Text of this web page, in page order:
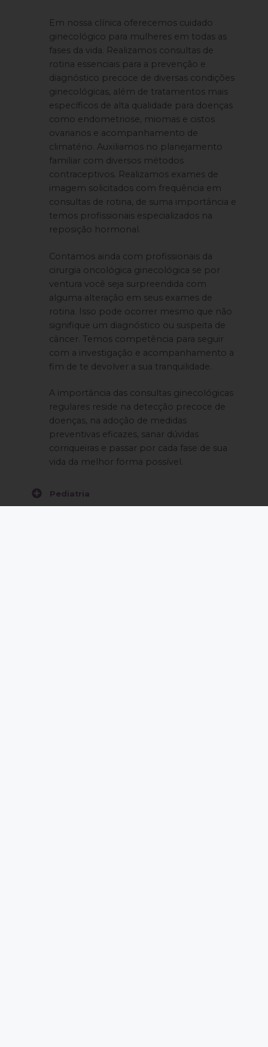
Em nossa clínica oferecemos cuidado
ginecológico para mulheres em todas as
fases da vida. Realizamos consultas de
rotina essenciais para a prevenção e
diagnóstico precoce de diversas condições
ginecológicas, além de tratamentos mais
específicos de alta qualidade para doenças
como endometriose, miomas e cistos
ovarianos e acompanhamento de
climatério. Auxiliamos no planejamento
familiar com diversos métodos
contraceptivos. Realizamos exames de
imagem solicitados com frequência em
consultas de rotina, de suma importância e
temos profissionais especializados na
reposição hormonal.
Contamos ainda com profissionais da
cirurgia oncológica ginecológica se por
ventura você seja surpreendida com
alguma alteração em seus exames de
rotina. Isso pode ocorrer mesmo que não
signifique um diagnóstico ou suspeita de
câncer. Temos competência para seguir
com a investigação e acompanhamento a
fim de te devolver a sua tranquilidade.
A importância das consultas ginecológicas
regulares reside na detecção precoce de
doenças, na adoção de medidas
preventivas eficazes, sanar dúvidas
corriqueiras e passar por cada fase de sua
vida da melhor forma possível.
Pediatria